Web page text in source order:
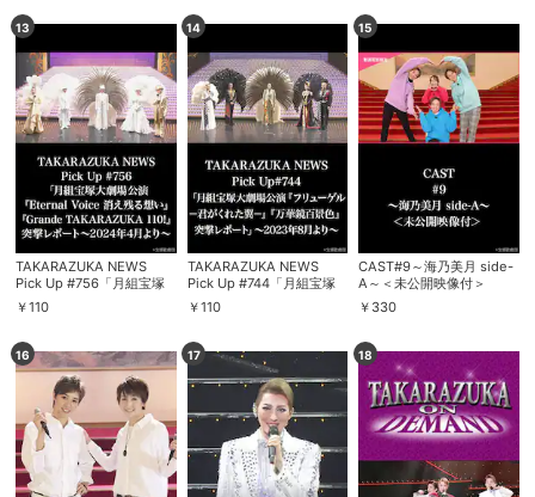
会員設定 会員情報 閉じる
会員情報変更
基本情報、本人連絡先、パスワード 、クレ
ジットカード情報の変更が可能です。
決済方法変更 決済方法の変更が可能です。
～2024年12月より～
13
TAKARAZUKA NEWS
Pick Up #756「月組宝塚
大劇場公演『Eternal
Voice 消え残る想い』
110!』突撃レポート」～
2024年4月より～
￥110
14
TAKARAZUKA NEWS
Pick Up #744「月組宝塚
大劇場公演『フリューゲ
ル －君がくれた翼－』
ート」～2023年8月より～
￥110
15
CAST#9～海乃美月 side-
A～＜未公開映像付＞
￥ 330
16 17 18